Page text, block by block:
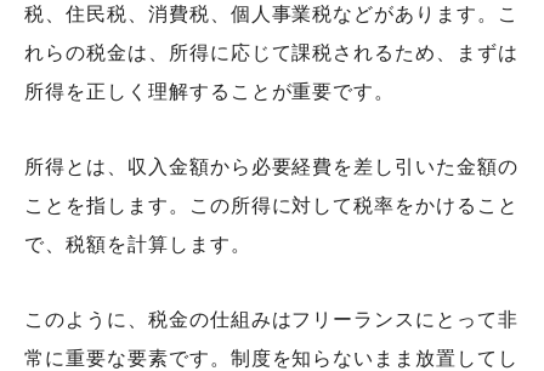
税、住民税、消費税、個人事業税などがあります。こ
れらの税金は、所得に応じて課税されるため、まずは
所得を正しく理解することが重要です。
所得とは、収入金額から必要経費を差し引いた金額の
ことを指します。この所得に対して税率をかけること
で、税額を計算します。
このように、税金の仕組みはフリーランスにとって非
常に重要な要素です。制度を知らないまま放置してし